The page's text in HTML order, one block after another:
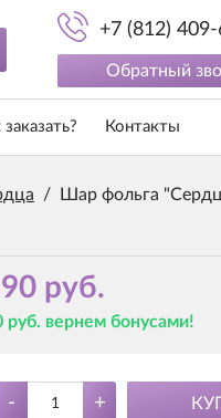
+7 (812)
Обратный
заказать? Контакты
/ Шар фольга
руб.
руб. вернем бонусами!
- +